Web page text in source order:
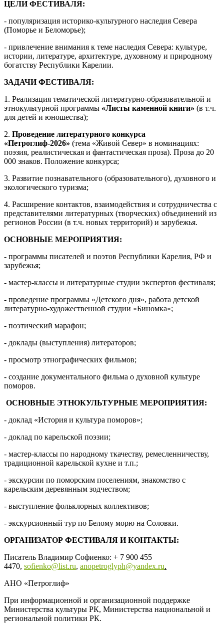
ЦЕЛИ ФЕСТИВАЛЯ:
- популяризация историко-культурного наследия Севера
(Поморье и Беломорье);
- привлечение внимания к теме наследия Севера: культуре,
истории, литературе, архитектуре, духовному и природному
богатству Республики Карелии.
ЗАДАЧИ ФЕСТИВАЛЯ:
1. Реализация тематической литературно-образовательной и
этнокультурной программы «Листы каменной книги» (в т.ч.
для детей и юношества);
2. Проведение литературного конкурса
«Петроглиф-2026» (тема «Живой Север» в номинациях:
поэзия, реалистическая и фантастическая проза). Проза до 20
000 знаков. Положение конкурса;
3. Развитие познавательного (образовательного), духовного и
экологического туризма;
4. Расширение контактов, взаимодействия и сотрудничества с
представителями литературных (творческих) объединений из
регионов России (в т.ч. новых территорий) и зарубежья.
ОСНОВНЫЕ МЕРОПРИЯТИЯ:
- программы писателей и поэтов Республики Карелия, РФ и
зарубежья;
- мастер-классы и литературные студии экспертов фестиваля;
- проведение программы «Детского дня», работа детской
литературно-художественной студии «Биномка»;
- поэтический марафон;
- доклады (выступления) литераторов;
- просмотр этнографических фильмов;
- создание документального фильма о духовной культуре
поморов.
ОСНОВНЫЕ ЭТНОКУЛЬТУРНЫЕ МЕРОПРИЯТИЯ:
- доклад «История и культура поморов»;
- доклад по карельской поэзии;
- мастер-классы по народному ткачеству, ремесленничеству,
традиционной карельской кухне и т.п.;
- экскурсии по поморским поселениям, знакомство с
карельским деревянным зодчеством;
- выступление фольклорных коллективов;
- экскурсионный тур по Белому морю на Соловки.
ОРГАНИЗАТОР ФЕСТИВАЛЯ И КОНТАКТЫ:
Писатель Владимир Софиенко: + 7 900 455
4470, sofienko@list.ru, anopetroglyph@yandex.ru.
АНО «Петроглиф»
При информационной и организационной поддержке
Министерства культуры РК, Министерства национальной и
региональной политики РК.